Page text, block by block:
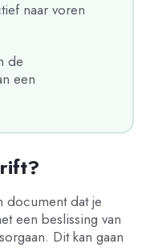
naar voren
de
een
document dat je
een beslissing van
Dit kan gaan